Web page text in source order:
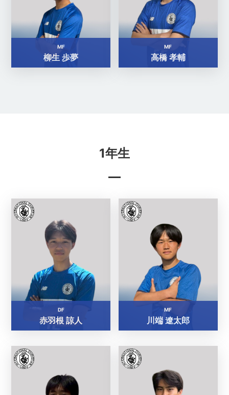
MF
柳生 歩夢
MF
高橋 孝輔
1年生
DF
赤羽根 諒人
MF
川端 遼太郎